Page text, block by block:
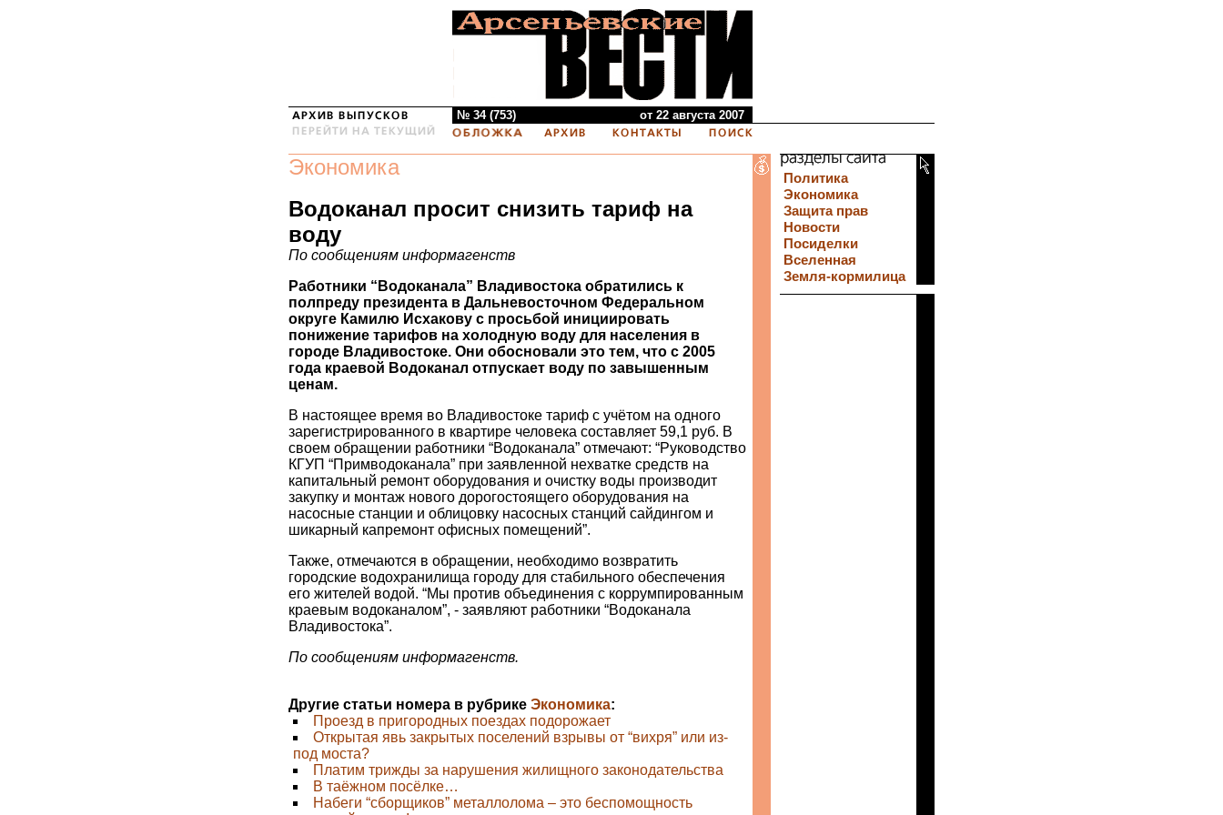
№ 34 (753) от 22 августа 2007
Экономика
Водоканал просит снизить тариф на
воду
По сообщениям информагенств
Работники “Водоканала” Владивостока обратились к
полпреду президента в Дальневосточном Федеральном
округе Камилю Исхакову с просьбой инициировать
понижение тарифов на холодную воду для населения в
городе Владивостоке. Они обосновали это тем, что с 2005
года краевой Водоканал отпускает воду по завышенным
ценам.
В настоящее время во Владивостоке тариф с учётом на одного
зарегистрированного в квартире человека составляет 59,1 руб. В
своем обращении работники “Водоканала” отмечают: “Руководство
КГУП “Примводоканала” при заявленной нехватке средств на
капитальный ремонт оборудования и очистку воды производит
закупку и монтаж нового дорогостоящего оборудования на
насосные станции и облицовку насосных станций сайдингом и
шикарный капремонт офисных помещений”.
Также, отмечаются в обращении, необходимо возвратить
городские водохранилища городу для стабильного обеспечения
его жителей водой. “Мы против объединения с коррумпированным
краевым водоканалом”, - заявляют работники “Водоканала
Владивостока”.
По сообщениям информагенств.
Другие статьи номера в рубрике Экономика:
Проезд в пригородных поездах подорожает
Открытая явь закрытых поселений взрывы от “вихря” или из-
под моста?
Платим трижды за нарушения жилищного законодательства
В таёжном посёлке…
Набеги “сборщиков” металлолома – это беспомощность
Политика
Экономика
Защита прав
Новости
Посиделки
Вселенная
Земля-кормилица